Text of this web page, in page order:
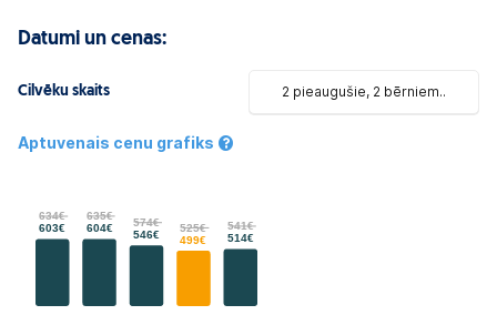
Datumi un cenas:
Cilvēku skaits 2 pieaugušie, 2 bērniem..
Aptuvenais cenu grafiks